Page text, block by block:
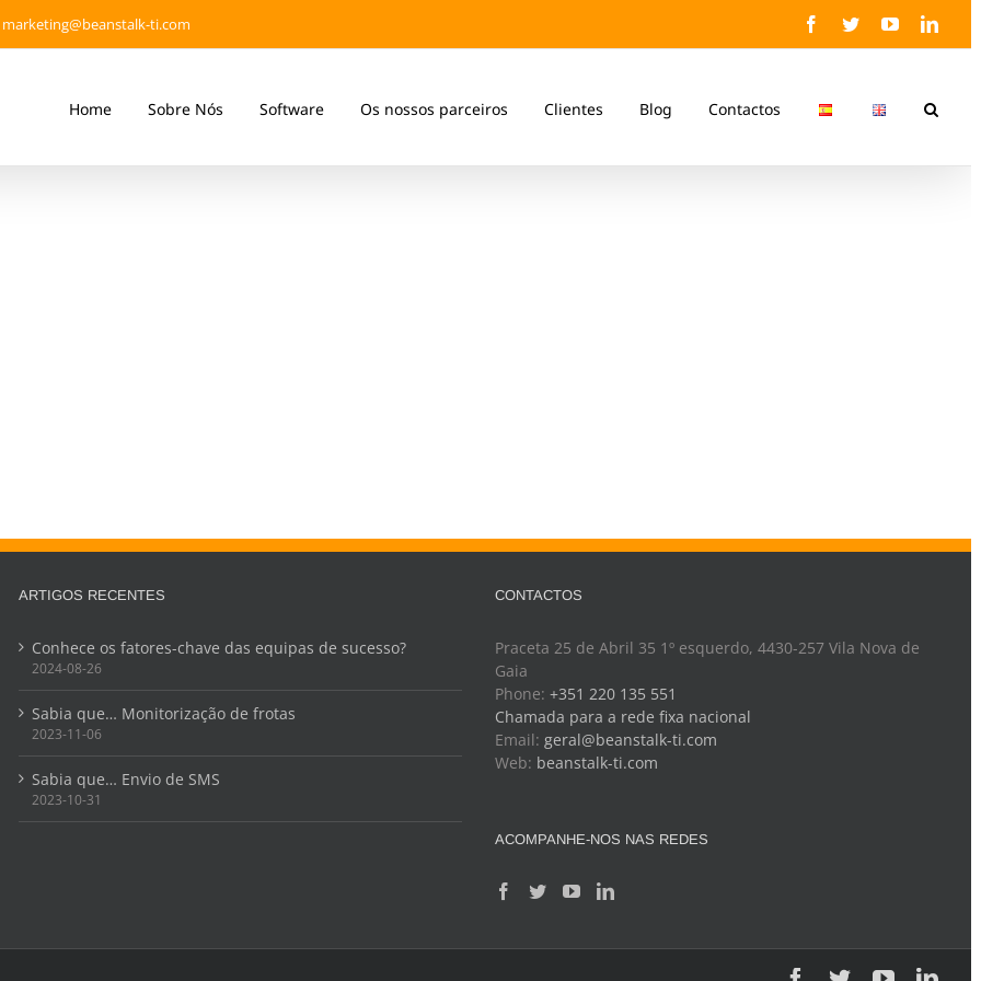
marketing@beanstalk-ti.com Facebook
TwitterYouTube
Home Sobre Nós Software Os nossos parceiros Clientes Blog Contactos
ARTIGOS RECENTES
Conhece os fatores-chave das equipas de sucesso?
2024-08-26
Sabia que… Monitorização de frotas
2023-11-06
Sabia que… Envio de SMS
2023-10-31
CONTACTOS
Praceta 25 de Abril 35 1º esquerdo, 4430-257 Vila Nova de
Gaia
Phone: +351 220 135 551
Chamada para a rede fixa nacional
Email: geral@beanstalk-ti.com
Web: beanstalk-ti.com
ACOMPANHE-NOS NAS REDES